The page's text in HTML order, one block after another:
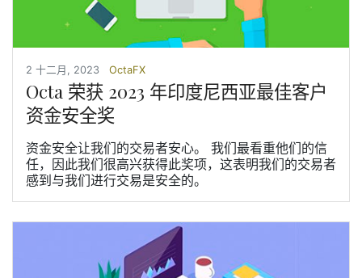
2 十二月, 2023 OctaFX
Octa 荣获 2023 年印度尼西亚最佳客户
资金安全奖
资金安全让我们的交易者安心。 我们最看重他们的信
任，因此我们很高兴获得此奖项，这表明我们的交易者
感到与我们进行交易是安全的。